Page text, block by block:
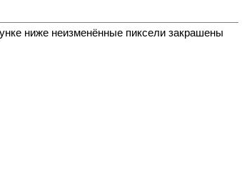
ниже неизменённые пиксели закрашены